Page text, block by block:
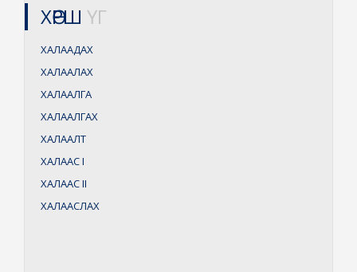
ХӨРШ ҮГ
ХАЛААДАХ
ХАЛААЛАХ
ХАЛААЛГА
ХАЛААЛГАХ
ХАЛААЛТ
ХАЛААСI
ХАЛААСII
ХАЛААСЛАХ